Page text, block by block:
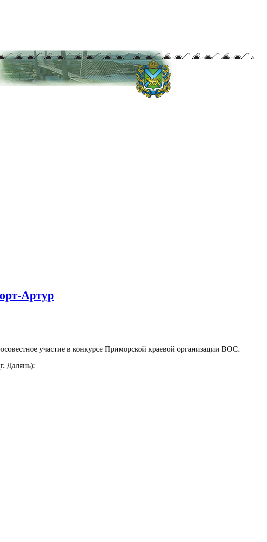
Артур
участие в конкурсе Приморской краевой организации ВОС.
Далянь):